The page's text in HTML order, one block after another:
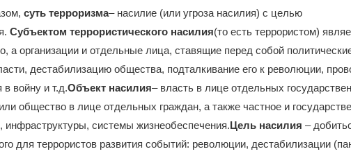
суть терроризма– насилие (или угроза насилия) с целью
Субъектом террористического насилия(то есть террористом)
а организации и отдельные лица, ставящие перед собой
дестабилизацию общества, подталкивание его к революции,
в войну и т.д.Объект насилия– власть в лице отдельных
общество в лице отдельных граждан, а также частное и
инфраструктуры, системы жизнеобеспечения.Цель насилия –
для террористов развития событий: революции, дестабилизации